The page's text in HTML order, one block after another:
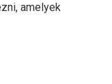
amelyek